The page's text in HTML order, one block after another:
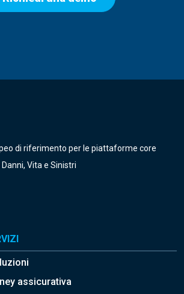
di riferimento per le piattaforme core
Vita e Sinistri
assicurativa